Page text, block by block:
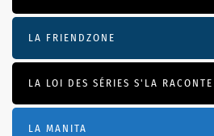
LA FRIENDZONE
LA LOI DES SÉRIES S'LA RACONTE
LA MANITA